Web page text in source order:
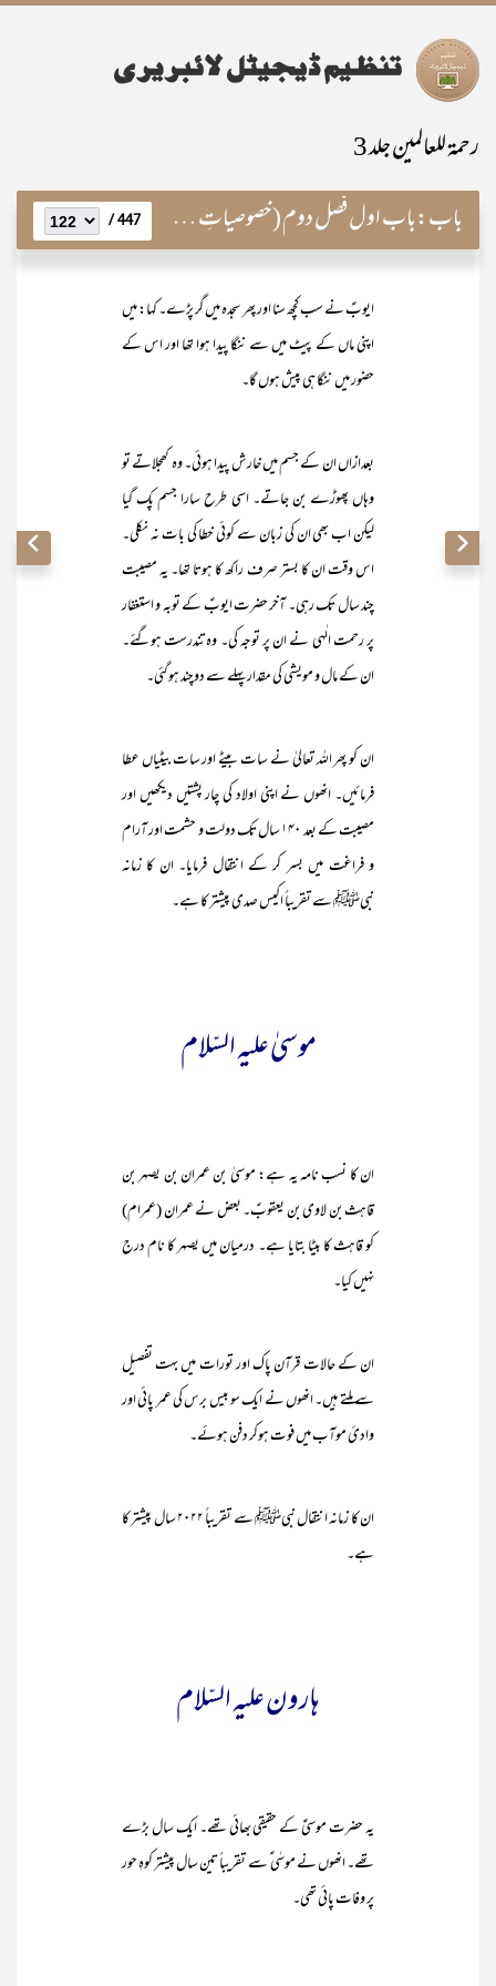
رحمۃ للعالمین جلد 3
باب:باب اول فصل دوم (خصوصیاتِ رسالت) 447 /
ایوبؑ نے سب کچھ سنا اور پھر سجدہ میں گر پڑے۔ کہا: میں
اپنی ماں کے پیٹ میں سے ننگا پیدا ہوا تھا اور اس کے
حضور میں ننگا ہی پیش ہوں گا۔
بعدازاں ان کے جسم میں خارش پیدا ہوئی۔ وہ کھجلاتے تو
وہاں پھوڑے بن جاتے۔ اسی طرح سارا جسم پک گیا
لیکن اب بھی ان کی زبان سے کوئی خطا کی بات نہ نکلی۔
اس وقت ان کا بستر صرف راکھ کا ہوتا تھا۔ یہ مصیبت
چند سال تک رہی۔ آخر حضرت ایوبؑ کے توبہ و استغفار
پر رحمت الٰہی نے ان پر توجہ کی۔ وہ تندرست ہوگئے۔
ان کے مال و مویشی کی مقدار پہلے سے دوچند ہوگئی۔
ان کو پھر اللہ تعالیٰ نے سات بیٹے اور سات بیٹیاں عطا
فرمائیں۔ انھوں نے اپنی اولاد کی چار پشتیں دیکھیں اور
مصیبت کے بعد ۱۴۰ سال تک دولت و حشمت اور آرام
و فراغت میں بسر کر کے انتقال فرمایا۔ ان کا زمانہ
نبیﷺ سے تقریباً اکیس صدی پیشتر کا ہے۔
موسیٰ علیہ السّلام
ان کا نسب نامہ یہ ہے: موسیٰ بن عمران بن یصہر بن
قاہث بن لاوی بن یعقوبؑ۔ بعض نے عمران (عمرام)
کو قاہث کا بیٹا بتایا ہے۔ درمیان میں یصہر کا نام درج
نہیں کیا۔
ان کے حالات قرآن پاک اور تورات میں بہت تفصیل
سے ملتے ہیں۔ انھوں نے ایک سو بیس برس کی عمر پائی اور
وادیٔ موآب میں فوت ہوکر دفن ہوئے۔
ان کا زمانہ انتقال نبیﷺ سے تقریباً ۲۰۲۲ سال پیشتر کا
ہے۔
ہارون علیہ السّلام
یہ حضرت موسیٰؑ کے حقیقی بھائی تھے۔ ایک سال بڑے
تھے۔ انھوں نے موسٰی ؑ سے تقریباً تین سال پیشتر کوہِ حور
پر وفات پائی تھی۔